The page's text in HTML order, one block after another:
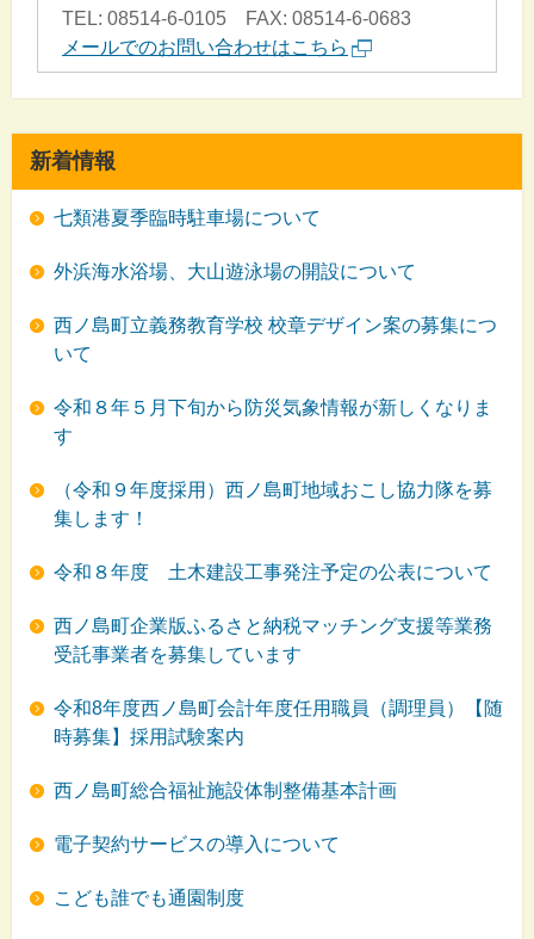
TEL: 08514-6-0105 FAX: 08514-6-0683
メールでのお問い合わせはこちら
新着情報
七類港夏季臨時駐車場について
外浜海水浴場、大山遊泳場の開設について
西ノ島町立義務教育学校 校章デザイン案の募集につ
いて
令和８年５月下旬から防災気象情報が新しくなりま
す
（令和９年度採用）西ノ島町地域おこし協力隊を募
集します！
令和８年度 土木建設工事発注予定の公表について
西ノ島町企業版ふるさと納税マッチング支援等業務
受託事業者を募集しています
令和8年度西ノ島町会計年度任用職員（調理員）【随
時募集】採用試験案内
西ノ島町総合福祉施設体制整備基本計画
電子契約サービスの導入について
こども誰でも通園制度